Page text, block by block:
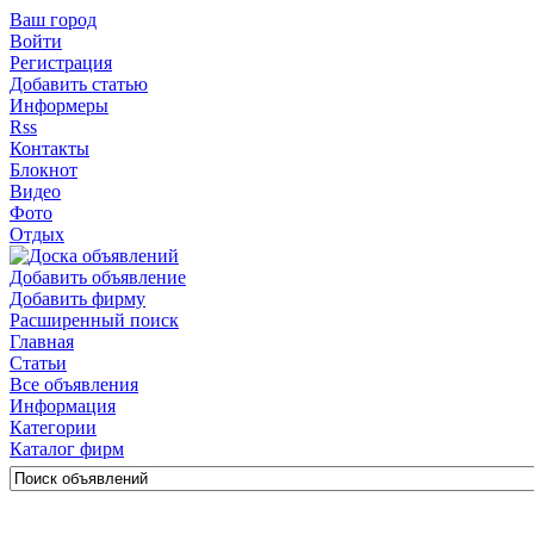
Ваш город
Войти
Регистрация
Добавить статью
Информеры
Rss
Контакты
Блокнот
Видео
Фото
Отдых
Добавить объявление
Добавить фирму
Расширенный поиск
Главная
Статьи
Все объявления
Информация
Категории
Каталог фирм